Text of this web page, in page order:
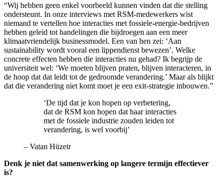
“Wij hebben geen enkel voorbeeld kunnen vinden dat die stelling
ondersteunt. In onze interviews met RSM-medewerkers wist
niemand te vertellen hoe interacties met fossiele-energie-bedrijven
hebben geleid tot handelingen die bijdroegen aan een meer
klimaatvriendelijk businessmodel. Een van hen zei: ‘Aan
sustainability wordt vooral een lippendienst bewezen’. Welke
concrete effecten hebben die interacties nu gehad? Ik begrijp de
universiteit wel: ‘We moeten blijven praten, blijven interacteren, in
de hoop dat dat leidt tot de gedroomde verandering.’ Maar als blijkt
dat die verandering niet komt moet je een exit-strategie inbouwen.”
‘De tijd dat je kon hopen op verbetering,
dat de RSM kon hopen dat haar interacties
met de fossiele industrie zouden leiden tot
verandering, is wel voorbij’
– Vatan Hüzeir
Denk je niet dat samenwerking op langere termijn effectiever
is?